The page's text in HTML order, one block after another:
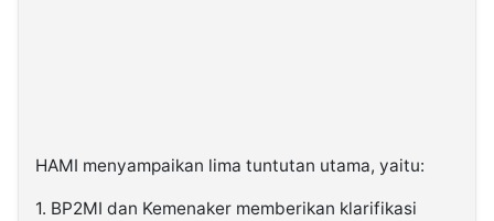
HAMI menyampaikan lima tuntutan utama, yaitu:
1. BP2MI dan Kemenaker memberikan klarifikasi